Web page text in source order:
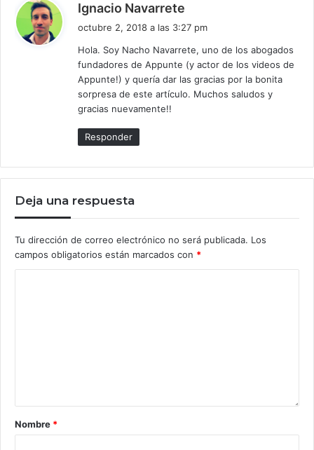
Ignacio Navarrete
i
e
:
octubre 2, 2018 a las 3:27 pm
Hola. Soy Nacho Navarrete, uno de los abogados
fundadores de Appunte (y actor de los videos de
Appunte!) y quería dar las gracias por la bonita
sorpresa de este artículo. Muchos saludos y
gracias nuevamente!!
Responder
Deja una respuesta
Tu dirección de correo electrónico no será publicada. Los
campos obligatorios están marcados con *
Nombre *